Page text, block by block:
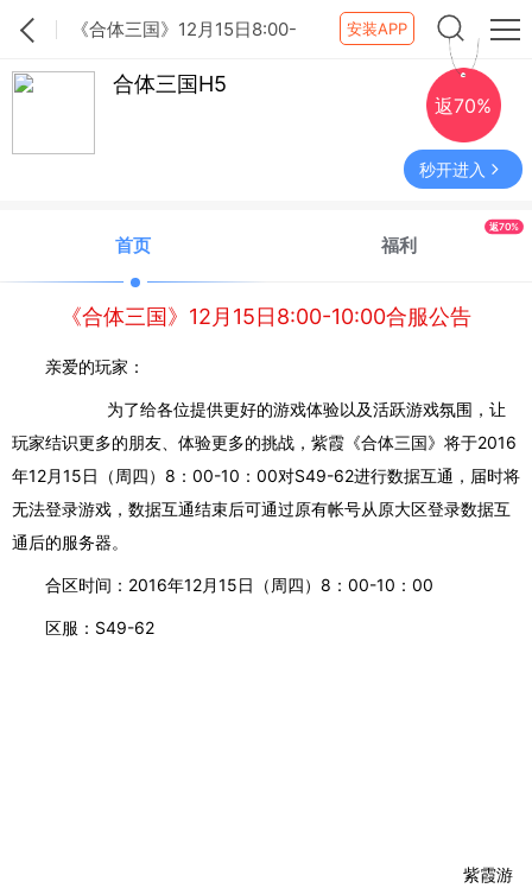
《合体三国》12月15日8:00-
10:00合服公告
安装APP
合体三国H5
返70%
秒开进入
首页 福利
返70%
《合体三国》12月15日8:00-10:00合服公告
亲爱的玩家：
为了给各位提供更好的游戏体验以及活跃游戏氛围，让
玩家结识更多的朋友、体验更多的挑战，紫霞《合体三国》将于2016
年12月15日（周四）8：00-10：00对S49-62进行数据互通，届时将
无法登录游戏，数据互通结束后可通过原有帐号从原大区登录数据互
通后的服务器。
合区时间： 2016年12月15日（周四）8：00-10：00
区服： S49-62
紫霞游